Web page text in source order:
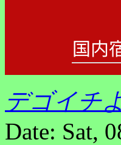
デゴイチ
Date: Sat,